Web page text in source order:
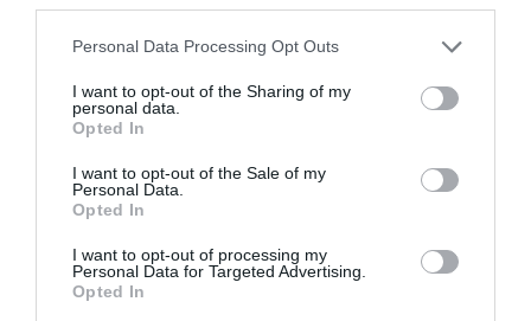
Please note that this website/app uses one or more Google
not limited to your visit or usage behaviour. You may click to
grant or deny consent to Google and its third-party tags to
use your data for below specified purposes in below Google
consent section.
Personal Data Processing Opt Outs
I want to opt-out of the Sharing of my
personal data.
Opted In
I want to opt-out of the Sale of my
Personal Data.
Opted In
I want to opt-out of processing my
Personal Data for Targeted Advertising.
Opted In
κρεμμύδια και σέλινο.
…και για το τέλος γλυκό
Στο τέλος του γεύματος μια πιατέλα γεμάτη
φρεσκοκομμένα φρούτα από τα δέντρα που
καλλιεργούνται στην Πάρο, όπως
εσπεριδοειδή, αχλαδιές, βερικοκιές, μουριές,
μουσμουλιές, ροδιές, κυδωνιές και συκιές